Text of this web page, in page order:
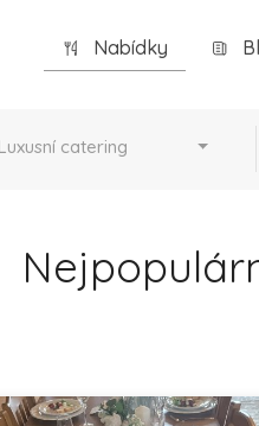
Nabídky
Luxusní catering